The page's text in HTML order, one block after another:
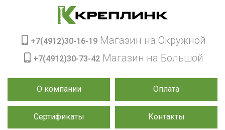
О компании Оплата
Сертификаты Контакты
+7(4912)30-16-19 Магазин на Окружной
+7(4912)30-73-42 Магазин на Большой